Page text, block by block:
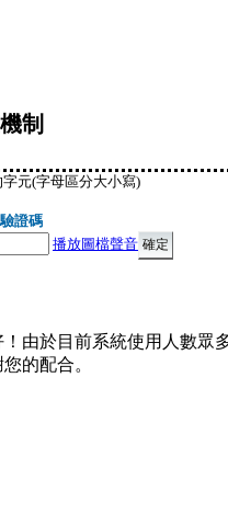
制
元(字母區分大小寫)
證碼
播放圖檔聲音
由於目前系統使用人數眾
的配合。